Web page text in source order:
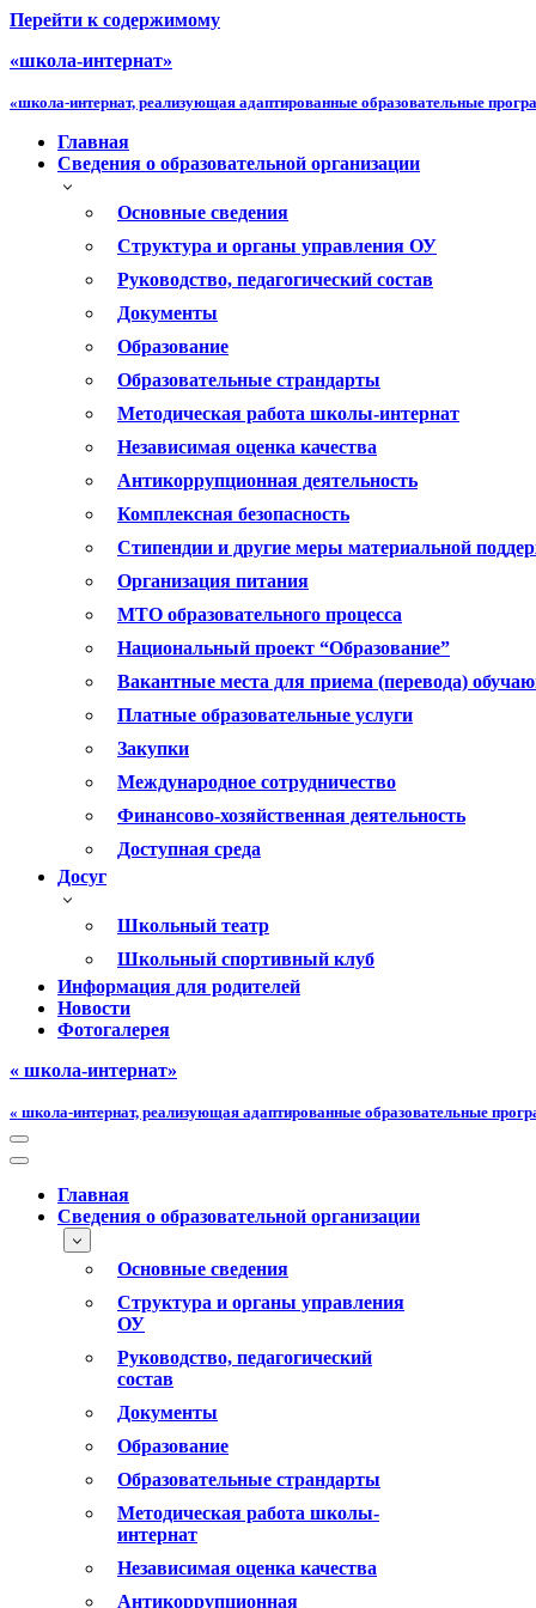
Перейти к содержимому
«школа-интернат»
«школа-интернат, реализующая адаптированные образовательные
Главная
Сведения о образовательной организации
Основные сведения
Структура и органы управления ОУ
Руководство, педагогический состав
Документы
Образование
Образовательные страндарты
Методическая работа школы-интернат
Независимая оценка качества
Антикоррупционная деятельность
Комплексная безопасность
Стипендии и другие меры материальной
Организация питания
МТО образовательного процесса
Национальный проект “Образование”
Вакантные места для приема (перевода)
Платные образовательные услуги
Закупки
Международное сотрудничество
Финансово-хозяйственная деятельность
Доступная среда
Досуг
Школьный театр
Школьный спортивный клуб
Информация для родителей
Новости
Фотогалерея
« школа-интернат»
« школа-интернат, реализующая адаптированные образовательные
Меню
навигации
Меню
навигацииГлавная
Сведения о образовательной организации
Основные сведения
Структура и органы управления
ОУ
Руководство, педагогический
состав
Документы
Образование
Образовательные страндарты
Методическая работа школы-
интернат
Независимая оценка качества
Антикоррупционная